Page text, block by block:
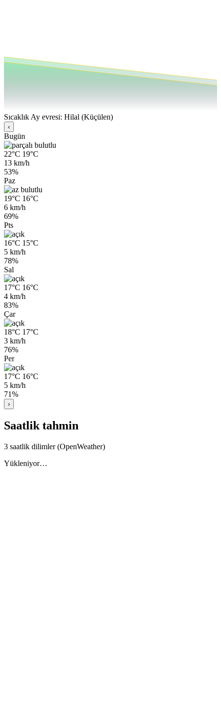
Sıcaklık Ay evresi: Hilal (Küçülen)
‹
Bugün
22°C 19°C
13 km/h
53%
Paz
19°C 16°C
6 km/h
69%
Pts
16°C 15°C
5 km/h
78%
Sal
17°C 16°C
4 km/h
83%
Çar
18°C 17°C
3 km/h
76%
Per
17°C 16°C
5 km/h
71%
›
Saatlik tahmin
3 saatlik dilimler (OpenWeather)
Yükleniyor…